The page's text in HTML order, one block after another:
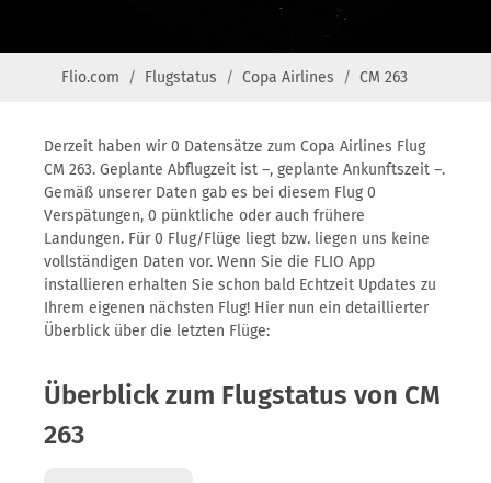
Flio.com Flugstatus Copa Airlines CM 263
Derzeit haben wir 0 Datensätze zum Copa Airlines Flug
CM 263. Geplante Abflugzeit ist –, geplante Ankunftszeit –.
Gemäß unserer Daten gab es bei diesem Flug 0
Verspätungen, 0 pünktliche oder auch frühere
Landungen. Für 0 Flug/Flüge liegt bzw. liegen uns keine
vollständigen Daten vor. Wenn Sie die FLIO App
installieren erhalten Sie schon bald Echtzeit Updates zu
Ihrem eigenen nächsten Flug! Hier nun ein detaillierter
Überblick über die letzten Flüge:
Überblick zum Flugstatus von CM
263